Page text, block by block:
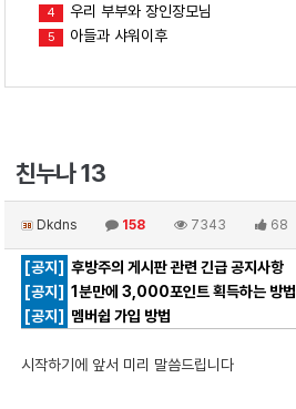
4 우리 부부와 장인장모님
5 아들과 샤워이후
친누나 13
Dkdns 158 7343 68
[공지] 후방주의 게시판 관련 긴급 공지사항
[공지] 1분만에 3,000포인트 획득하는 방법
[공지]
멤버쉽 가입 방법
시작하기에 앞서 미리 말씀드립니다